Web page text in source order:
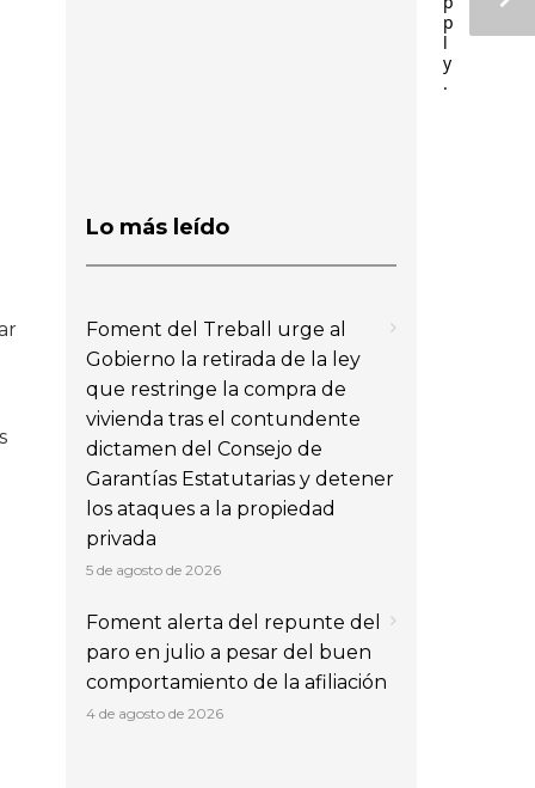
p
l
y
.
Lo más leído
Foment del Treball urge al
Gobierno la retirada de la ley
que restringe la compra de
vivienda tras el contundente
dictamen del Consejo de
Garantías Estatutarias y detener
los ataques a la propiedad
privada
5 de agosto de 2026
Foment alerta del repunte del
paro en julio a pesar del buen
comportamiento de la afiliación
4 de agosto de 2026